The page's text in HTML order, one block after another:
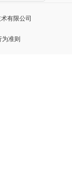
术有限公司
为准则